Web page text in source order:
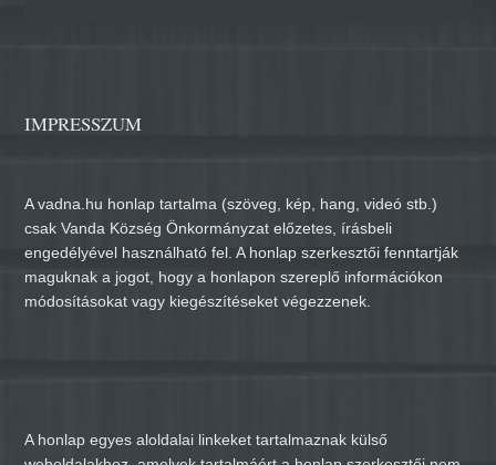
IMPRESSZUM
A vadna.hu honlap tartalma (szöveg, kép, hang, videó stb.)
csak Vanda Község Önkormányzat előzetes, írásbeli
engedélyével használható fel. A honlap szerkesztői fenntartják
maguknak a jogot, hogy a honlapon szereplő információkon
módosításokat vagy kiegészítéseket végezzenek.
A honlap egyes aloldalai linkeket tartalmaznak külső